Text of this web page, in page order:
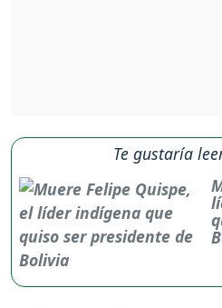
Te gustaría